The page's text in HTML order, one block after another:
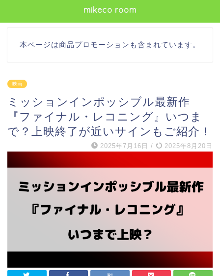
mikeco room
本ページは商品プロモーションも含まれています。
映画
ミッションインポッシブル最新作
『ファイナル・レコニング』いつま
で？上映終了が近いサインもご紹介！
2025年7月16日 / 2025年8月20日